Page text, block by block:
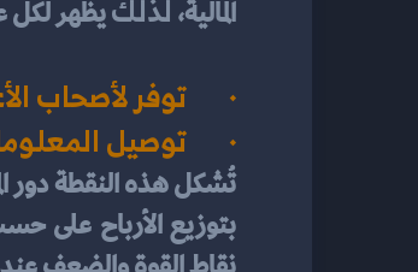
المالية، يظهر لكل
·       توفر
·       توصيل